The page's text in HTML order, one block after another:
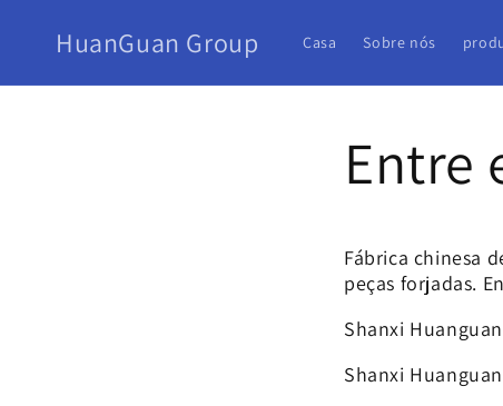
HuanGuan Group Casa Sobre nós
Entre
Fábrica chinesa
peças forjadas.
Shanxi
Shanxi